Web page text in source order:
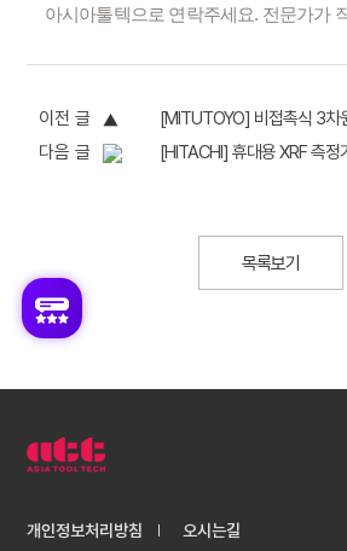
아시아툴텍으로 연락주세요. 전문가가
이전 글
다음 글
목록보기
개인정보처리방침 오시는길